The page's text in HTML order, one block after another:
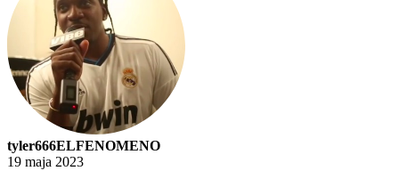
tyler666ELFENOMENO
19 maja 2023